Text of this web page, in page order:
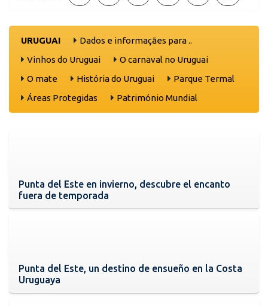
URUGUAI
Dados e informaçães para ..
Vinhos do Uruguai
O carnaval no Uruguai
O mate
História do Uruguai
Parque Termal
Áreas Protegidas
Património Mundial
Punta del Este en invierno, descubre el encanto
fuera de temporada
Punta del Este, un destino de ensueño en la Costa
Uruguaya